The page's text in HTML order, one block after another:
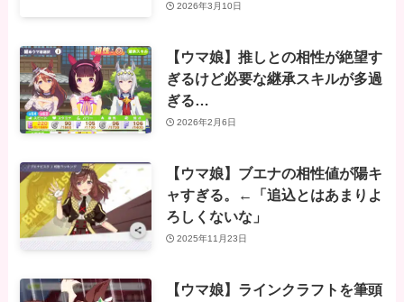
2026年3月10日
【ウマ娘】推しとの相性が絶望す
ぎるけど必要な継承スキルが多過
ぎる…
2026年2月6日
【ウマ娘】ブエナの相性値が陽キ
ャすぎる。←「追込とはあまりよ
ろしくないな」
2025年11月23日
【ウマ娘】ラインクラフトを筆頭